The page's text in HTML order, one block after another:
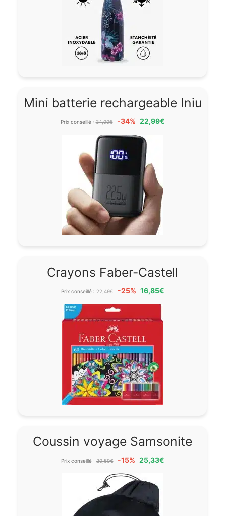
Mini batterie rechargeable Iniu
Prix conseillé :34,99€ -34% 22,99€
Crayons Faber-Castell
Prix conseillé :22,49€ -25% 16,85€
Coussin voyage Samsonite
Prix conseillé :29,59€ -15% 25,33€